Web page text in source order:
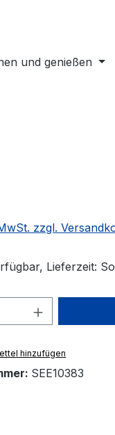
und genießen
zzgl.
Lieferzeit:
Anzahl: Gib
hinzufügen
SEE10383